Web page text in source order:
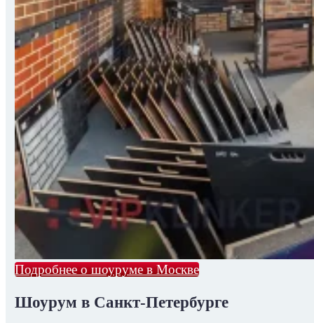
Подробнее о шоуруме в Москве
Шоурум в Санкт-Петербурге